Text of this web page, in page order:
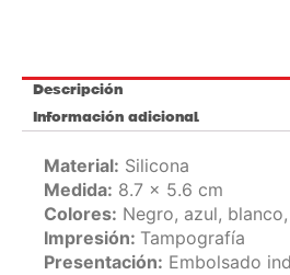
Descripción
Información adicional
Material: Silicona
Medida: 8.7 x 5.6 cm
Colores: Negro, azul,
Impresión: Tampografía
Presentación: Embolsado